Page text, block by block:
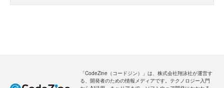
「CodeZine（コードジン）」は、株式会社翔泳社が運営す
る、開発者のための情報メディアです。テクノロジー入門